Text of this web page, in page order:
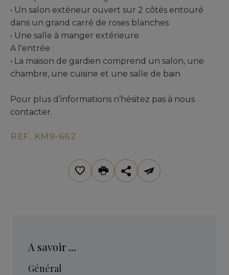
• Un salon extérieur ouvert sur 2 côtés entouré
dans un grand carré de roses blanches
• Une salle à manger extérieure
A l'entrée :
• La maison de gardien comprend un salon, une
chambre, une cuisine et une salle de bain
Pour plus d’informations n’hésitez pas à nous
contacter.
REF. KM9-662
A savoir ...
Général